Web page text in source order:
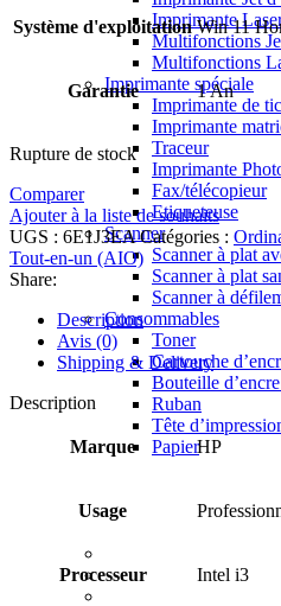
Imprimante
Multifonctions
Multifonctions
Imprimante spéciale
Imprimante de
Imprimante
Traceur
Imprimante
Fax/télécopieur
Etiqueteuse
Scanner
Scanner à plat
Scanner à plat
Scanner à
Consommables
Toner
Cartouche
Bouteille d’encre
Ruban
Tête
Papier
Système d'exploitation Win 11
Garantie 1 An
Rupture de stock
Comparer
Ajouter à la liste de souhaits
UGS : 6E1J3EACatégories :
Tout-en-un (AIO)
Share:
Description
Avis (0)
Shipping & Delivery
Description
Marque HP
Usage
Processeur Intel i3